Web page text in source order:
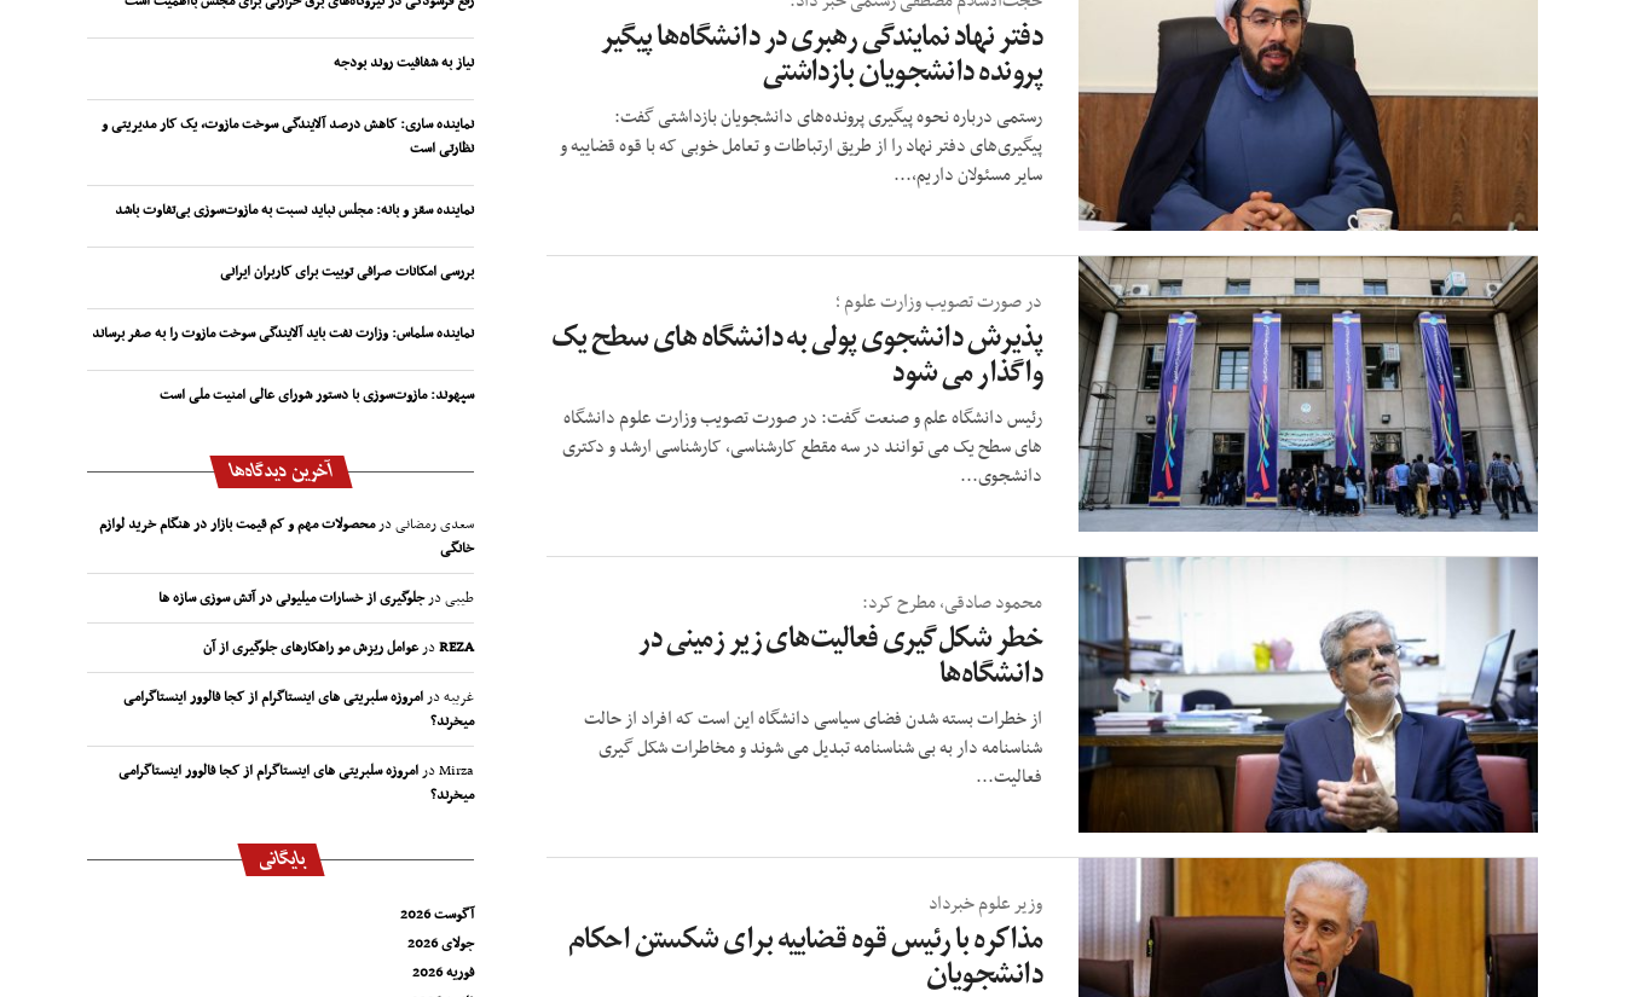
دفتر نهاد نمایندگی رهبری در دانشگاه‌ها پیگیر
پرونده دانشجویان بازداشتی
رستمی درباره نحوه پیگیری پرونده‌های دانشجویان بازداشتی گفت:
پیگیری‌های دفتر نهاد را از طریق ارتباطات و تعامل خوبی که با قوه قضاییه و
سایر مسئولان داریم،...
در صورت تصویب وزارت علوم ؛
پذیرش دانشجوی پولی به دانشگاه های سطح یک
واگذار می شود
رئیس دانشگاه علم و صنعت گفت: در صورت تصویب وزارت علوم دانشگاه
های سطح یک می توانند در سه مقطع کارشناسی، کارشناسی ارشد و دکتری
دانشجوی...
محمود صادقی، مطرح کرد:
خطر شکل‌گیری فعالیت‌های زیر زمینی در
دانشگاه‌ها
از خطرات بسته شدن فضای سیاسی دانشگاه این است که افراد از حالت
شناسنامه دار به بی شناسنامه تبدیل می شوند و مخاطرات شکل گیری
فعالیت...
وزیر علوم خبرداد
مذاکره با رئیس قوه قضاییه برای شکستن احکام
دانشجویان
نیاز به شفافیت روند بودجه
نماینده ساری: کاهش درصد آلایندگی سوخت مازوت، یک کار مدیریتی و
نظارتی است
نماینده سقز و بانه: مجلس نباید نسبت به مازوت‌سوزی بی‌تفاوت باشد
بررسی امکانات صرافی توبیت برای کاربران ایرانی
نماینده سلماس: وزارت نفت باید آلایندگی سوخت مازوت را به صفر برساند
سپهوند:‌ مازوت‌سوزی با دستور شورای عالی امنیت ملی است
آخرین دیدگاه‌ها
سعدی رمضانیدرمحصولات مهم و کم قیمت بازار در هنگام خرید لوازم
خانگی
طیبیدرجلوگیری از خسارات میلیونی در آتش سوزی سازه ها
REZAدرعوامل ریزش مو راهکارهای جلوگیری از آن
غریبهدرامروزه سلبریتی های اینستاگرام از کجا فالوور اینستاگرامی
میخرند؟
Mirzaدرامروزه سلبریتی های اینستاگرام از کجا فالوور اینستاگرامی
میخرند؟
بایگانی
آگوست 2026
جولای 2026
فوریه 2026